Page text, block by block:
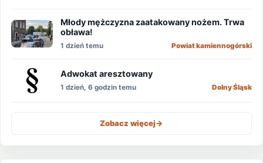
Młody mężczyzna zaatakowany nożem. Trwa
obława!
1 dzień temu Powiat kamiennogórski
Adwokat aresztowany
1 dzień, 6 godzin temu Dolny Śląsk
Zobacz więcej->